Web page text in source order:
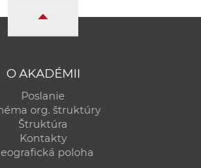
O AKADÉMII
Poslanie
org. štruktúry
Štruktúra
Kontakty
poloha